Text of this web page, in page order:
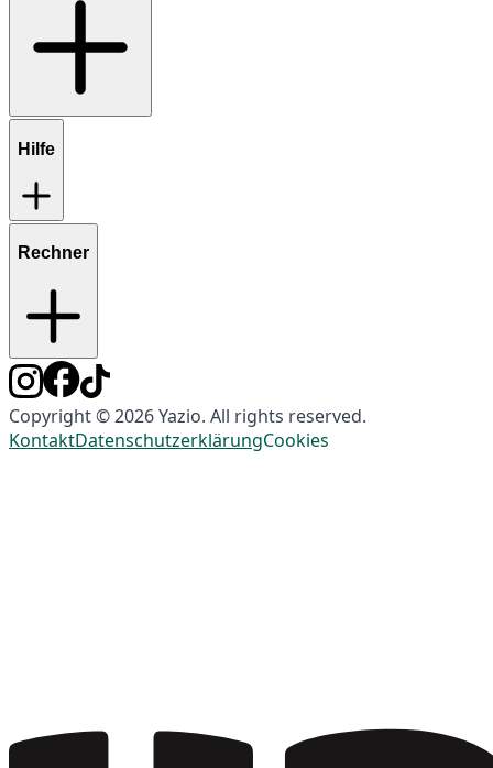
Hilfe
Rechner
Copyright © 2026 Yazio. All rights reserved.
KontaktDatenschutzerklärungCookies